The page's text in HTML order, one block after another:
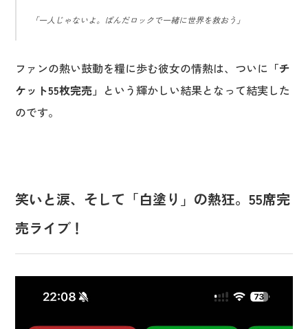
「一人じゃないよ。ぱんだロックで一緒に世界を救おう」
ファンの熱い鼓動を糧に歩む彼女の情熱は、ついに 「チ
ケット55枚完売」 という輝かしい結果となって結実した
のです。
笑いと涙、そして「白塗り」の熱狂。55席完
売ライブ！